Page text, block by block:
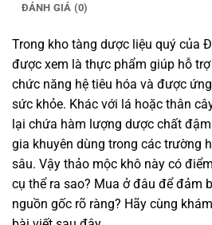
ĐÁNH GIÁ (0)
Trong kho tàng dược liệu quý của
được xem là thực phẩm giúp hỗ
chức năng hệ tiêu hóa và được
sức khỏe. Khác với lá hoặc thân
lại chứa hàm lượng dược chất
gia khuyên dùng trong các trường
sâu. Vậy thảo mộc khô này có
cụ thể ra sao? Mua ở đâu để đảm
nguồn gốc rõ ràng? Hãy cùng